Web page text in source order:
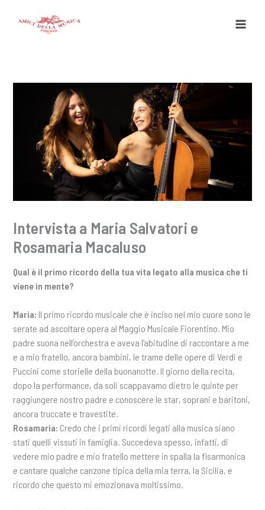
Intervista a Maria Salvatori e
Rosamaria Macaluso
Qual è il primo ricordo della tua vita legato alla musica che ti
viene in mente?
Maria: Il primo ricordo musicale che è inciso nel mio cuore sono le
serate ad ascoltare opera al Maggio Musicale Fiorentino. Mio
padre suona nell’orchestra e aveva l’abitudine di raccontare a me
e a mio fratello, ancora bambini, le trame delle opere di Verdi e
Puccini come storielle della buonanotte. Il giorno della recita,
dopo la performance, da soli scappavamo dietro le quinte per
raggiungere nostro padre e conoscere le star, soprani e baritoni,
ancora truccate e travestite.
Rosamaria: Credo che i primi ricordi legati alla musica siano
stati quelli vissuti in famiglia. Succedeva spesso, infatti, di
vedere mio padre e mio fratello mettere in spalla la fisarmonica
e cantare qualche canzone tipica della mia terra, la Sicilia, e
ricordo che questo mi emozionava moltissimo.